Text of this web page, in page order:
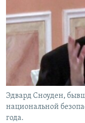
КУЛЬТУРА
СПОРТ
АРХИВ
Հայերեն
English
Русский
Эдвард Сноуден,
национальной
года.